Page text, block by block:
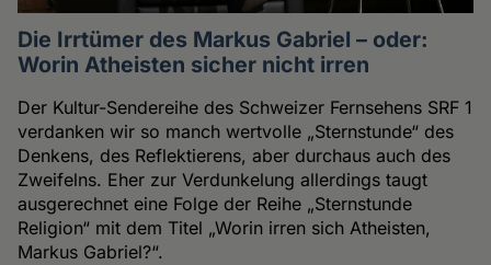
Die Irrtümer des Markus Gabriel – oder:
Worin Atheisten sicher nicht irren
Der Kultur-Sendereihe des Schweizer Fernsehens SRF 1
verdanken wir so manch wertvolle „Sternstunde“ des
Denkens, des Reflektierens, aber durchaus auch des
Zweifelns. Eher zur Verdunkelung allerdings taugt
ausgerechnet eine Folge der Reihe „Sternstunde
Religion“ mit dem Titel „Worin irren sich Atheisten,
Markus Gabriel?“.